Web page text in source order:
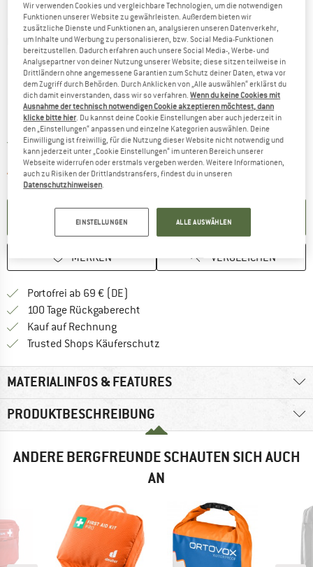
Detailansichten
Preis:
74,95€ inkl. MwSt.
Versandkostenfrei(DE)Deutschland. Informationen zu den
Artikel zur Zeit leider ausverkauftDer Link öffnet sich in einer Infobox
BENACHRICHTIGUNG EINRICHTEN
MERKEN VERGLEICHEN
Portofrei ab 69 € (DE)
100 Tage Rückgaberecht
Kauf auf RechnungFinde die Zahlungs-Infos hier! Öffnet
Trusted Shops Käuferschutz
MATERIALINFOS & FEATURES
PRODUKTBESCHREIBUNG
ANDERE BERGFREUNDE SCHAUTEN SICH AUCH
AN
Wir verwenden Cookies und vergleichbare Technologien, um die notwendigen
Funktionen unserer Website zu gewährleisten. Außerdem bieten wir
zusätzliche Dienste und Funktionen an, analysieren unseren Datenverkehr,
um Inhalte und Werbung zu personalisieren, bzw. Social Media-Funktionen
bereitzustellen. Dadurch erfahren auch unsere Social Media-, Werbe- und
Analysepartner von deiner Nutzung unserer Website; diese sitzen teilweise in
Drittländern ohne angemessene Garantien zum Schutz deiner Daten, etwa vor
dem Zugriff durch Behörden. Durch Anklicken von „Alle auswählen“ erklärst du
dich damit einverstanden, dass wir so verfahren.Wenn du keine Cookies mit
Ausnahme der technisch notwendigen Cookie akzeptieren möchtest, dann
klicke bitte hier. Du kannst deine Cookie Einstellungen aber auch jederzeit in
den „Einstellungen“ anpassen und einzelne Kategorien auswählen. Deine
Einwilligung ist freiwillig, für die Nutzung dieser Website nicht notwendig und
kann jederzeit unter „Cookie Einstellungen“ im unteren Bereich unserer
Webseite widerrufen oder erstmals vergeben werden. Weitere Informationen,
auch zu Risiken der Drittlandstransfers, findest du in unseren
Datenschutzhinweisen.
EINSTELLUNGEN ALLE AUSWÄHLEN